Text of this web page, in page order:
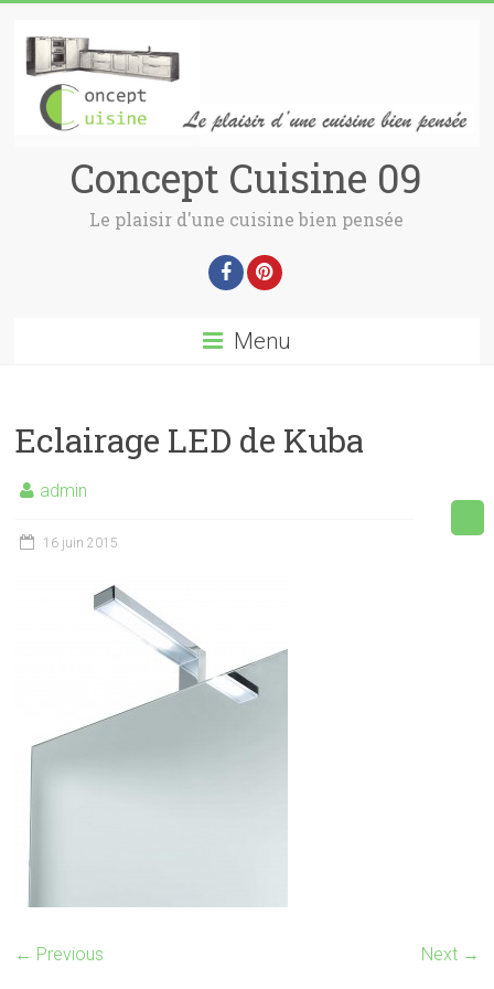
Concept Cuisine 09
Le plaisir d'une cuisine bien pensée
Menu
Eclairage LED de Kuba
admin
16 juin 2015
← Previous Next →